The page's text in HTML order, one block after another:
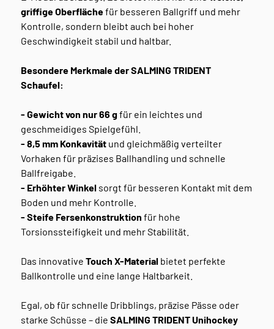
griffige Oberflächefür besseren Ballgriff und mehr
Kontrolle, sondern bleibt auch bei hoher
Geschwindigkeit stabil und haltbar.
Besondere Merkmale der SALMING TRIDENT
Schaufel:
- Gewicht von nur 66 gfür ein leichtes und
geschmeidiges Spielgefühl.
- 8,5 mm Konkavität und gleichmäßig verteilter
Vorhaken für präzises Ballhandling und schnelle
Ballfreigabe.
- Erhöhter Winkel sorgt für besseren Kontakt mit dem
Boden und mehr Kontrolle.
- Steife Fersenkonstruktion für hohe
Torsionssteifigkeit und mehr Stabilität.
Das innovative Touch X-Material bietet perfekte
Ballkontrolle und eine lange Haltbarkeit.
Egal, ob für schnelle Dribblings, präzise Pässe oder
starke Schüsse – die SALMING TRIDENT Unihockey